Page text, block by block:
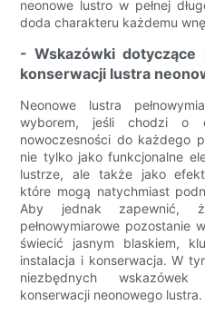
neonowe lustro w pełnej
doda charakteru każdemu
- Wskazówki dotyczące
konserwacji lustra
Neonowe lustra
wyborem, jeśli chodzi o
nowoczesności do każdego
nie tylko jako funkcjonalne
lustrze, ale także jako
które mogą natychmiast
Aby jednak zapewnić,
pełnowymiarowe pozostanie
świecić jasnym blaskiem,
instalacja i konserwacja. W
niezbędnych
konserwacji neonowego lustra.